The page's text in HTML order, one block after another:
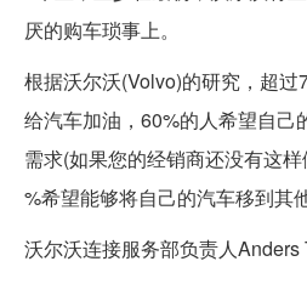
厌的购车琐事上。
根据沃尔沃(Volvo)的研究，超
给汽车加油，60%的人希望自己
需求(如果您的经销商还没有这样
%希望能够将自己的汽车移到其
沃尔沃连接服务部负责人Anders